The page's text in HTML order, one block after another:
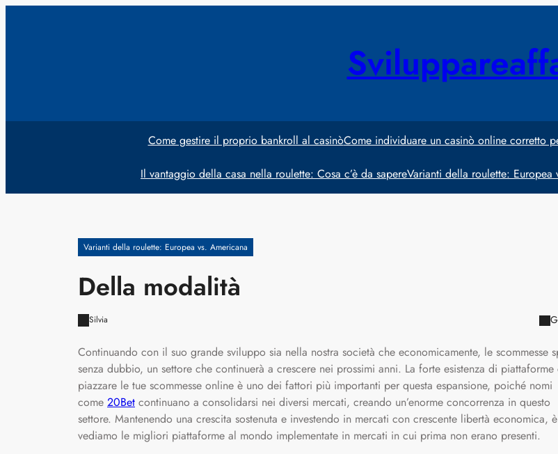
Come gestire il proprio bankroll al casinòCome individuare un casinò online corretto
Il vantaggio della casa nella roulette: Cosa c’è da sapereVarianti della roulette: Europea
Varianti della roulette: Europea vs. Americana
Della modalità
Silvia
Continuando con il suo grande sviluppo sia nella nostra società che economicamente, le scommesse
senza dubbio, un settore che continuerà a crescere nei prossimi anni. La forte esistenza di
piazzare le tue scommesse online è uno dei fattori più importanti per questa espansione, poiché nomi
come 20Bet continuano a consolidarsi nei diversi mercati, creando un’enorme concorrenza in questo
settore. Mantenendo una crescita sostenuta e investendo in mercati con crescente libertà economica,
vediamo le migliori piattaforme al mondo implementate in mercati in cui prima non erano presenti.